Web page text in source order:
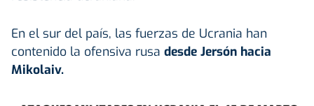
En el sur del país, las fuerzas de Ucrania han
contenido la ofensiva rusa desde Jersón hacia
Mikolaiv.